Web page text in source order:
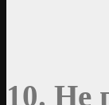
10. Не